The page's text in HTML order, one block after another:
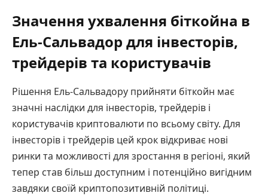
Значення ухвалення біткойна в
Ель-Сальвадор для інвесторів,
трейдерів та користувачів
Рішення Ель-Сальвадору прийняти біткойн має
значні наслідки для інвесторів, трейдерів і
користувачів криптовалюти по всьому світу. Для
інвесторів і трейдерів цей крок відкриває нові
ринки та можливості для зростання в регіоні, який
тепер став більш доступним і потенційно вигідним
завдяки своїй криптопозитивній політиці.